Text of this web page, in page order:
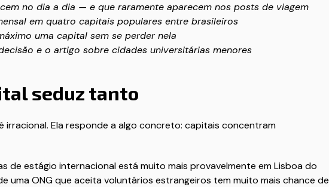
no dia a dia — e que raramente aparecem nos posts de viagem
em quatro capitais populares entre brasileiros
uma capital sem se perder nela
e o artigo sobre cidades universitárias menores
seduz tanto
irracional. Ela responde a algo concreto: capitais concentram
de estágio internacional está muito mais provavelmente em Lisboa do
uma ONG que aceita voluntários estrangeiros tem muito mais chance de